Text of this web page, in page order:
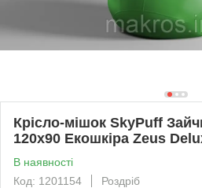
Крісло-мішок SkyPuff
120х90 Екошкіра Zeus
В наявності
Код: 1201154
Роздріб